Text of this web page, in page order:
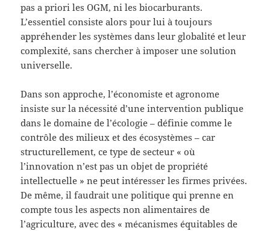
pas a priori les OGM, ni les biocarburants.
L’essentiel consiste alors pour lui à toujours
appréhender les systèmes dans leur globalité et leur
complexité, sans chercher à imposer une solution
universelle.
Dans son approche, l’économiste et agronome
insiste sur la nécessité d’une intervention publique
dans le domaine de l’écologie – définie comme le
contrôle des milieux et des écosystèmes – car
structurellement, ce type de secteur « où
l’innovation n’est pas un objet de propriété
intellectuelle » ne peut intéresser les firmes privées.
De même, il faudrait une politique qui prenne en
compte tous les aspects non alimentaires de
l’agriculture, avec des « mécanismes équitables de